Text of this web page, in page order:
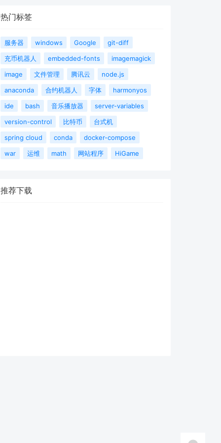
热门标签
服务器 windows Google
git-diff
充币机器人
embedded-fonts
imagemagick
image
文件管理 腾讯云
node.js
anaconda
合约机器人 字体
harmonyos
ide
bash 音乐播放器
server-variables
version-control
比特币
台式机
spring cloud
conda
docker-compose
war
运维 math 网站程序 HiGame
推荐下载